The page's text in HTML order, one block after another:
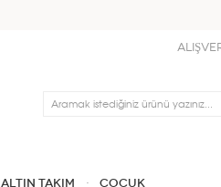
ALTIN TAKIM ÇOCUK